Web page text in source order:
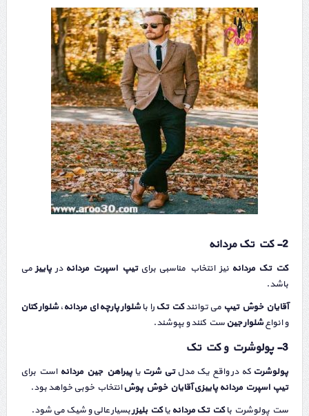
2- کت تک مردانه
کت تک مردانه نیز انتخاب مناسبی برایتیپ اسپرت مردانه در پاییزمی
باشد.
آقایان خوش تیپ می توانندکت تک را باشلوار پارچه ای مردانه،شلوار کتان
و انواعشلوار جین ست کنند و بپوشند.
3- پولوشرت و کت تک
پولوشرت که در واقع یک مدل تی شرت یاپیراهن جین مردانه است برای
تیپ اسپرت مردانه پاییزیآقایان خوش پوشانتخاب خوبی خواهد بود.
ست پولوشرت باکت تک مردانه یاکت بلیزربسیار عالی و شیک می شود.